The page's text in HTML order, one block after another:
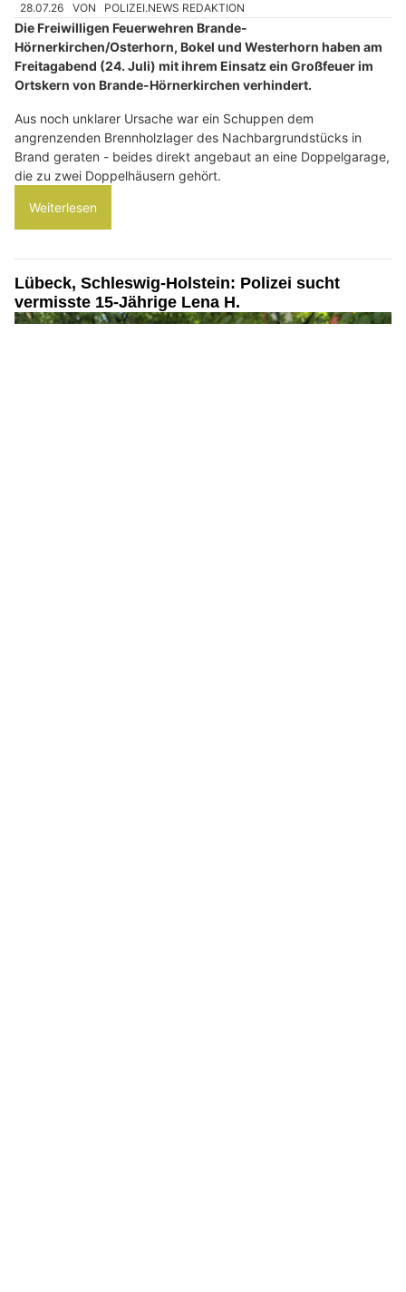
28.07.26 VON POLIZEI.NEWS REDAKTION
Die Freiwilligen Feuerwehren Brande-
Hörnerkirchen/Osterhorn, Bokel und Westerhorn haben am
Freitagabend (24. Juli) mit ihrem Einsatz ein Großfeuer im
Ortskern von Brande-Hörnerkirchen verhindert.
Aus noch unklarer Ursache war ein Schuppen dem
angrenzenden Brennholzlager des Nachbargrundstücks in
Brand geraten - beides direkt angebaut an eine Doppelgarage,
die zu zwei Doppelhäusern gehört.
Weiterlesen
Lübeck, Schleswig-Holstein: Polizei sucht
vermisste 15-Jährige Lena H.